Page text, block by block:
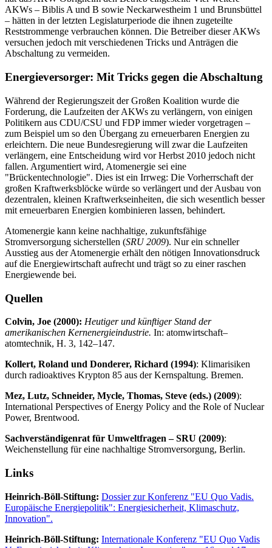
AKWs – Biblis A und B sowie Neckarwestheim 1 und Brunsbüttel
– hätten in der letzten Legislaturperiode die ihnen zugeteilte
Reststrommenge verbrauchen können. Die Betreiber dieser AKWs
versuchen jedoch mit verschiedenen Tricks und Anträgen die
Abschaltung zu vermeiden.
Energieversorger: Mit Tricks gegen die Abschaltung
Während der Regierungszeit der Großen Koalition wurde die
Forderung, die Laufzeiten der AKWs zu verlängern, von einigen
Politikern aus CDU/CSU und FDP immer wieder vorgetragen –
zum Beispiel um so den Übergang zu erneuerbaren Energien zu
erleichtern. Die neue Bundesregierung will zwar die Laufzeiten
verlängern, eine Entscheidung wird vor Herbst 2010 jedoch nicht
fallen. Argumentiert wird, Atomenergie sei eine
"Brückentechnologie". Dies ist ein Irrweg: Die Vorherrschaft der
großen Kraftwerksblöcke würde so verlängert und der Ausbau von
dezentralen, kleinen Kraftwerkseinheiten, die sich wesentlich besser
mit erneuerbaren Energien kombinieren lassen, behindert.
Atomenergie kann keine nachhaltige, zukunftsfähige
Stromversorgung sicherstellen (SRU 2009). Nur ein schneller
Ausstieg aus der Atomenergie erhält den nötigen Innovationsdruck
auf die Energiewirtschaft aufrecht und trägt so zu einer raschen
Energiewende bei.
Quellen
Colvin, Joe (2000): Heutiger und künftiger Stand der
amerikanischen Kernenergieindustrie. In: atomwirtschaft–
atomtechnik, H. 3, 142–147.
Kollert, Roland und Donderer, Richard (1994): Klimarisiken
durch radioaktives Krypton 85 aus der Kernspaltung. Bremen.
Mez, Lutz, Schneider, Mycle, Thomas, Steve (eds.) (2009):
International Perspectives of Energy Policy and the Role of Nuclear
Power, Brentwood.
Sachverständigenrat für Umweltfragen – SRU (2009):
Weichenstellung für eine nachhaltige Stromversorgung, Berlin.
Links
Heinrich-Böll-Stiftung: Dossier zur Konferenz "EU Quo Vadis.
Europäische Energiepolitik": Energiesicherheit, Klimaschutz,
Innovation".
Heinrich-Böll-Stiftung: Internationale Konferenz "EU Quo Vadis